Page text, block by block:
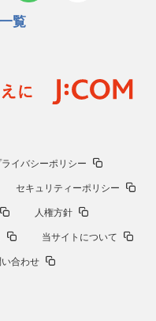
覧
ライバシーポリシー
セキュリティーポリシー
人権方針
当サイトについて
い合わせ